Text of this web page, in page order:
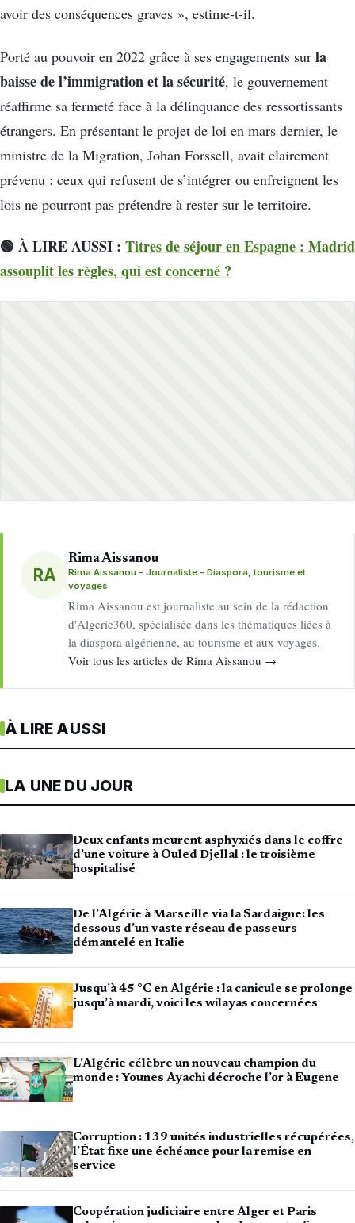
avoir des conséquences graves », estime-t-il.
Porté au pouvoir en 2022 grâce à ses engagements sur la
baisse de l’immigration et la sécurité, le gouvernement
réaffirme sa fermeté face à la délinquance des ressortissants
étrangers. En présentant le projet de loi en mars dernier, le
ministre de la Migration, Johan Forssell, avait clairement
prévenu : ceux qui refusent de s’intégrer ou enfreignent les
lois ne pourront pas prétendre à rester sur le territoire.
🟢 À LIRE AUSSI : Titres de séjour en Espagne : Madrid
assouplit les règles, qui est concerné ?
RA
Rima Aissanou
Rima Aissanou - Journaliste – Diaspora, tourisme et
voyages
Rima Aissanou est journaliste au sein de la rédaction
d'Algerie360, spécialisée dans les thématiques liées à
la diaspora algérienne, au tourisme et aux voyages.
Voir tous les articles de Rima Aissanou →
À LIRE AUSSI
LA UNE DU JOUR
Deux enfants meurent asphyxiés dans le coffre
d’une voiture à Ouled Djellal : le troisième
hospitalisé
De l’Algérie à Marseille via la Sardaigne: les
dessous d’un vaste réseau de passeurs
démantelé en Italie
Jusqu’à 45 °C en Algérie : la canicule se prolonge
jusqu’à mardi, voici les wilayas concernées
L’Algérie célèbre un nouveau champion du
monde : Younes Ayachi décroche l’or à Eugene
Corruption : 139 unités industrielles récupérées,
l’État fixe une échéance pour la remise en
service
Coopération judiciaire entre Alger et Paris